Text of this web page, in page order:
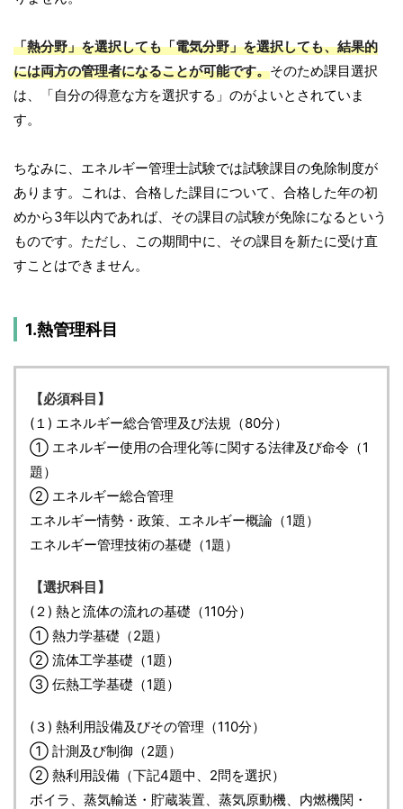
「熱分野」を選択しても「電気分野」を選択しても、結果的
には両方の管理者になることが可能です。そのため課目選択
は、「自分の得意な方を選択する」のがよいとされていま
す。
ちなみに、エネルギー管理士試験では試験課目の免除制度が
あります。これは、合格した課目について、合格した年の初
めから3年以内であれば、その課目の試験が免除になるという
ものです。ただし、この期間中に、その課目を新たに受け直
すことはできません。
1.熱管理科目
【必須科目】
(１) エネルギー総合管理及び法規（80分）
① エネルギー使用の合理化等に関する法律及び命令（1
題）
② エネルギー総合管理
エネルギー情勢・政策、エネルギー概論（1題）
エネルギー管理技術の基礎（1題）
【選択科目】
(２) 熱と流体の流れの基礎（110分）
① 熱力学基礎（2題）
② 流体工学基礎（1題）
③ 伝熱工学基礎（1題）
(３) 熱利用設備及びその管理（110分）
① 計測及び制御（2題）
② 熱利用設備（下記4題中、2問を選択）
ボイラ、蒸気輸送・貯蔵装置、蒸気原動機、内燃機関・